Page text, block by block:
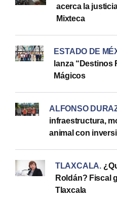
acerca la
Mixteca
ESTADO DE
lanza “Destinos
Mágicos
ALFONSO
infraestructura,
animal con
TLAXCALA.
Roldán? Fiscal
Tlaxcala